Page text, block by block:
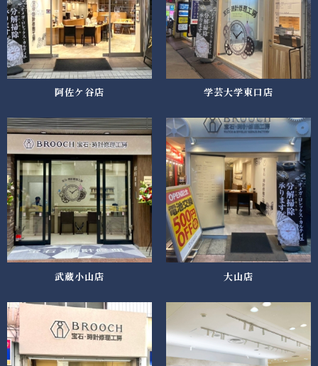
阿佐ケ谷店 学芸大学東口店
武蔵小山店 大山店